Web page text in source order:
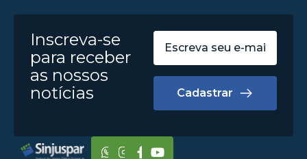
Inscreva-se
para receber
as nossos
notícias
Cadastrar